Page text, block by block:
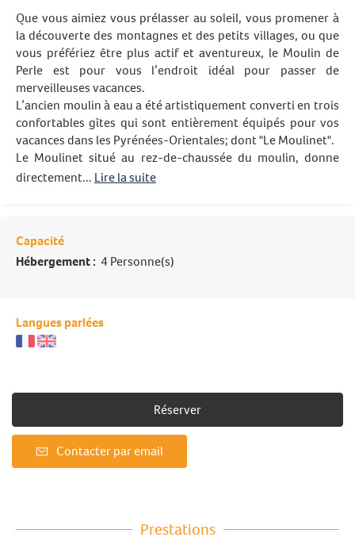
Que vous aimiez vous prélasser au soleil, vous promener à
la découverte des montagnes et des petits villages, ou que
vous préfériez être plus actif et aventureux, le Moulin de
Perle est pour vous l’endroit idéal pour passer de
merveilleuses vacances.
L’ancien moulin à eau a été artistiquement converti en trois
confortables gîtes qui sont entièrement équipés pour vos
vacances dans les Pyrénées-Orientales; dont "Le Moulinet".
Le Moulinet situé au rez-de-chaussée du moulin, donne
directement... Lire la suite
Capacité
Hébergement : 4 Personne(s)
Langues parlées
Réserver
Contacter par email
Prestations